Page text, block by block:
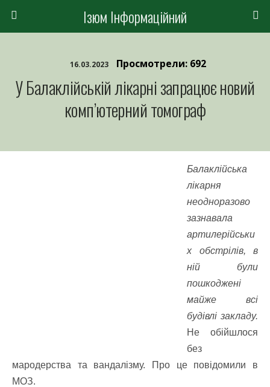
Ізюм Інформаційний
16.03.2023 Просмотрели: 692
У Балаклійській лікарні запрацює новий
комп’ютерний томограф
Балаклійська
лікарня
неодноразово
зазнавала
артилерійськи
х обстрілів, в
ній були
пошкоджені
майже всі
будівлі закладу.
Не обійшлося
без
мародерства та вандалізму. Про це повідомили в
МОЗ.